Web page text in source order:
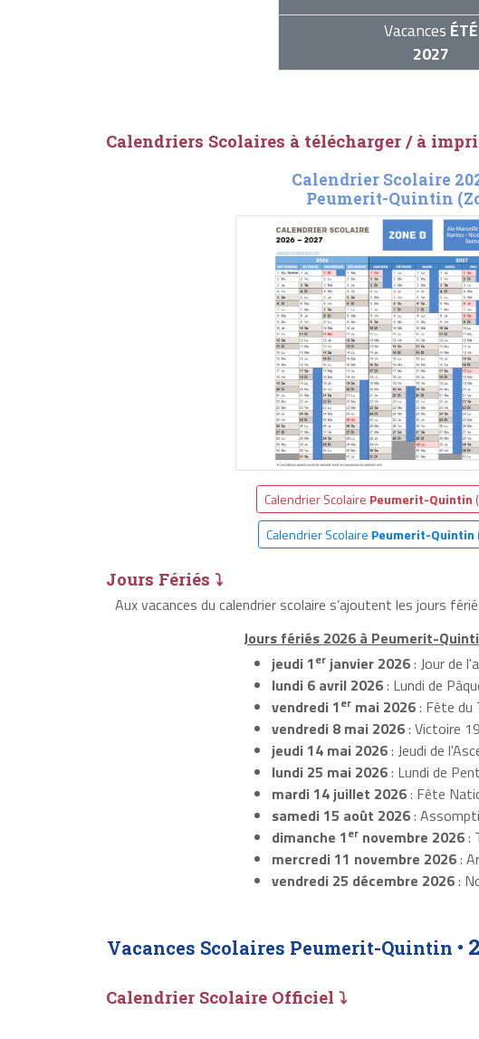
Vacances ÉTÉ
2027
Calendriers Scolaires à télécharger / à
Calendrier Scolaire
Peumerit-Quintin
Calendrier Scolaire Peumerit-Quintin
Calendrier Scolaire Peumerit-Quintin
Jours Fériés ⤵
Aux vacances du calendrier scolaire s’ajoutent les jours
Jours fériés 2026 à Peumerit-
jeudi 1erjanvier 2026: Jour de
lundi 6 avril 2026: Lundi de
vendredi 1ermai 2026: Fête du
vendredi 8 mai 2026: Victoire
jeudi 14 mai 2026: Jeudi de
lundi 25 mai 2026: Lundi de
mardi 14 juillet 2026: Fête
samedi 15 août 2026:
dimanche 1ernovembre 2026:
mercredi 11 novembre 2026:
vendredi 25 décembre 2026:
Vacances Scolaires Peumerit-Quintin •
Calendrier Scolaire Officiel ⤵